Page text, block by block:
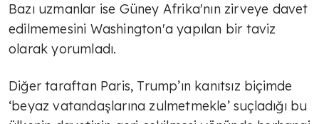
Bazı uzmanlar ise Güney Afrika'nın zirveye davet
edilmemesini Washington'a yapılan bir taviz
olarak yorumladı.
Diğer taraftan Paris, Trump’ın kanıtsız biçimde
‘beyaz vatandaşlarına zulmetmekle’ suçladığı bu